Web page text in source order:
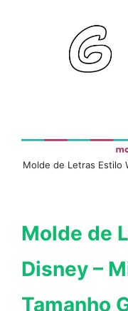
Molde de Letras Estilo
Molde de
Disney –
Tamanho